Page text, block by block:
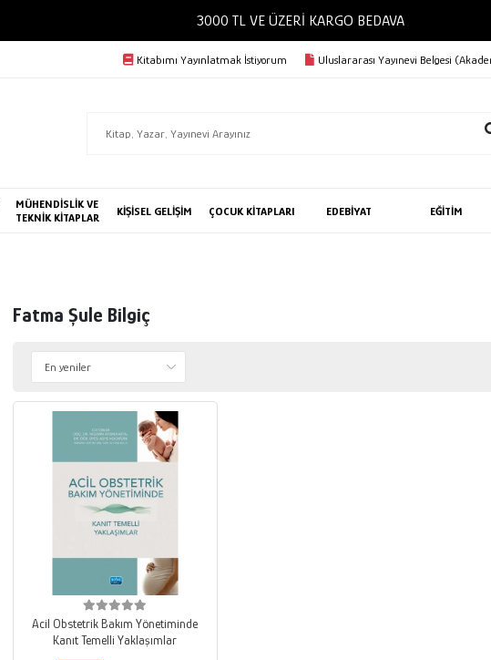
3000 TL VE ÜZERİ KARGO BEDAVA
Kitabımı Yayınlatmak İstiyorum Uluslararası Yayınevi Belgesi
MÜHENDİSLİK VE
TEKNİK KİTAPLAR
KİŞİSEL GELİŞİM ÇOCUK KİTAPLARI EDEBİYAT EĞİTİM
Fatma Şule Bilgiç
Acil Obstetrik Bakım Yönetiminde
Kanıt Temelli Yaklaşımlar